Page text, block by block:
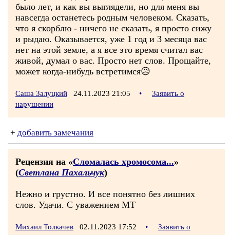
было лет, и как вы выглядели, но для меня вы
навсегда останетесь родным человеком. Сказать,
что я скорблю - ничего не сказать, я просто сижу
и рыдаю. Оказывается, уже 1 год и 3 месяца вас
нет на этой земле, а я все это время считал вас
живой, думал о вас. Просто нет слов. Прощайте,
может когда-нибудь встретимся😥
Саша Залуцкий 24.11.2023 21:05 •
Заявить о
нарушении
+ добавить замечания
Рецензия на «Сломалась хромосома...»
(Светлана Пахальчук)
Нежно и грустно. И все понятно без лишних
слов. Удачи. С уважением МТ
Михаил Толкачев 02.11.2023 17:52 •
Заявить о